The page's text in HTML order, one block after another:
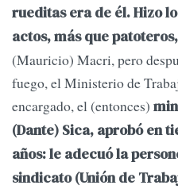
rueditas era de él. Hizo
actos, más que
(Mauricio) Macri, pero
fuego, el Ministerio de
encargado, el (entonces)
(Dante) Sica, aprobó en
años: le adecuó la
sindicato (Unión de